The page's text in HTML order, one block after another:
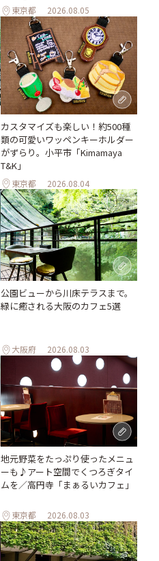
東京都 2026.08.05
カスタマイズも楽しい！約500種
類の可愛いワッペンキーホルダー
がずらり。小平市「Kimamaya
T&K」
東京都 2026.08.04
公園ビューから川床テラスまで。
緑に癒される大阪のカフェ5選
大阪府 2026.08.03
地元野菜をたっぷり使ったメニュ
ーも♪アート空間でくつろぎタイ
ムを／高円寺「まぁるいカフェ」
東京都 2026.08.03